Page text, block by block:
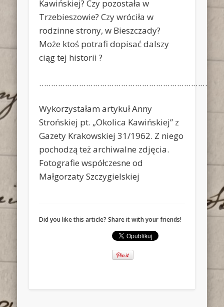
Kawińskiej? Czy pozostała w
Trzebieszowie? Czy wróciła w
rodzinne strony, w Bieszczady?
Może ktoś potrafi dopisać dalszy
ciąg tej historii ?
Wykorzystałam artykuł Anny
Strońskiej pt. „Okolica Kawińskiej” z
Gazety Krakowskiej 31/1962. Z niego
pochodzą też archiwalne zdjęcia.
Fotografie współczesne od
Małgorzaty Szczygielskiej
Did you like this article? Share it with your friends!